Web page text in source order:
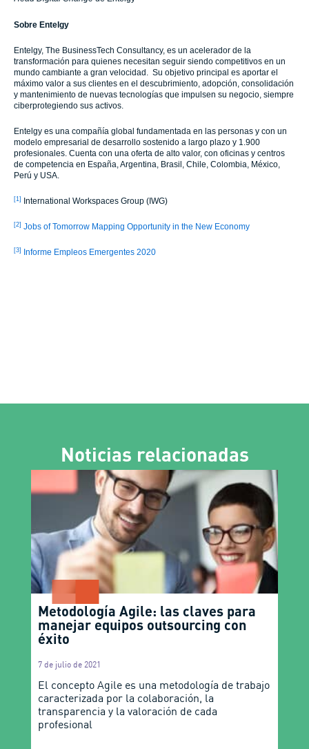
Sobre Entelgy
Entelgy, The BusinessTech Consultancy, es un acelerador de la
transformación para quienes necesitan seguir siendo competitivos en un
mundo cambiante a gran velocidad. Su objetivo principal es aportar el
máximo valor a sus clientes en el descubrimiento, adopción, consolidación
y mantenimiento de nuevas tecnologías que impulsen su negocio, siempre
ciberprotegiendo sus activos.
Entelgy es una compañía global fundamentada en las personas y con un
modelo empresarial de desarrollo sostenido a largo plazo y 1.900
profesionales. Cuenta con una oferta de alto valor, con oficinas y centros
de competencia en España, Argentina, Brasil, Chile, Colombia, México,
Perú y USA.
[1] International Workspaces Group (IWG)
[2] Jobs of Tomorrow Mapping Opportunity in the New Economy
[3] Informe Empleos Emergentes 2020
Noticias relacionadas
Metodología Agile: las claves para
manejar equipos outsourcing con
éxito
7 de julio de 2021
El concepto Agile es una metodología de trabajo
caracterizada por la colaboración, la
transparencia y la valoración de cada
profesional